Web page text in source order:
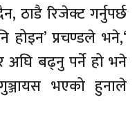
ठाडै रिजेक्ट गर्नुपर्छ
होइन’ प्रचण्डले भने,‘
अघि बढ्नु पर्ने हो भने
भएको हुनाले